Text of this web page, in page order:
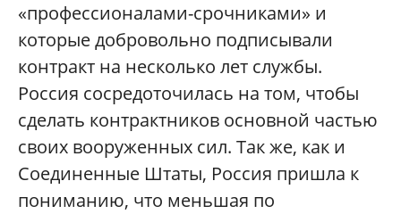
«профессионалами-срочниками» и
которые добровольно подписывали
контракт на несколько лет службы.
Россия сосредоточилась на том, чтобы
сделать контрактников основной частью
своих вооруженных сил. Так же, как и
Соединенные Штаты, Россия пришла к
пониманию, что меньшая по